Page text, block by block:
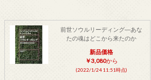
前世ソウルリーディング―あな
たの魂はどこから来たのか
新品価格
￥3,080から
(2022/1/24 11:51時点)